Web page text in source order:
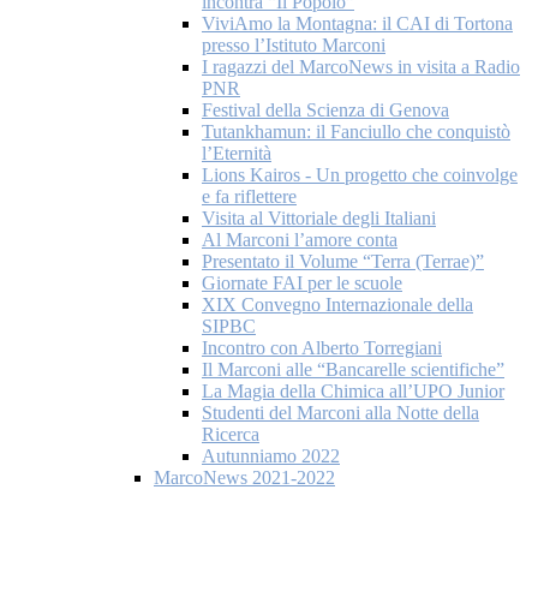
ViviAmo la Montagna: il CAI di Tortona
presso l’Istituto Marconi
I ragazzi del MarcoNews in visita a Radio
PNR
Festival della Scienza di Genova
Tutankhamun: il Fanciullo che conquistò
l’Eternità
Lions Kairos - Un progetto che coinvolge
e fa riflettere
Visita al Vittoriale degli Italiani
Al Marconi l’amore conta
Presentato il Volume “Terra (Terrae)”
Giornate FAI per le scuole
XIX Convegno Internazionale della
SIPBC
Incontro con Alberto Torregiani
Il Marconi alle “Bancarelle scientifiche”
La Magia della Chimica all’UPO Junior
Studenti del Marconi alla Notte della
Ricerca
Autunniamo 2022
MarcoNews 2021-2022